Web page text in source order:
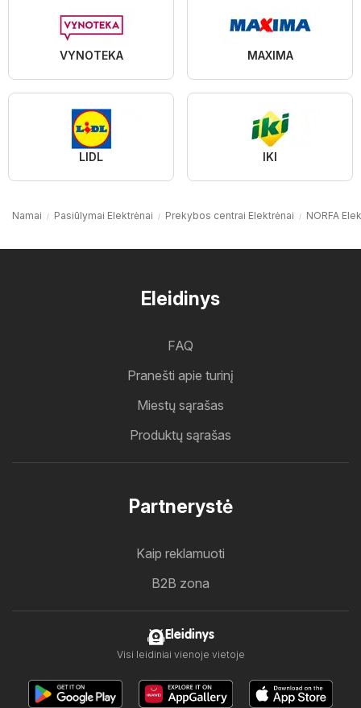
VYNOTEKA MAXIMA
LIDL IKI
Namai Pasiūlymai Elektrėnai Prekybos centrai Elektrėnai NORFA
Eleidinys
FAQ
Pranešti apie turinį
Miestų sąrašas
Produktų sąrašas
Partnerystė
Kaip reklamuoti
B2B zona
Eleidinys
Visi leidiniai vienoje vietoje